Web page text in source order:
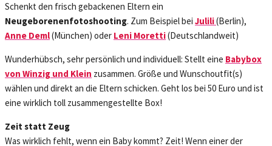
Schenkt den frisch gebackenen Eltern ein
Neugeborenenfotoshooting. Zum Beispiel bei Julili(Berlin),
Anne Deml(München) oder Leni Moretti(Deutschlandweit)
Wunderhübsch, sehr persönlich und individuell: Stellt eine Babybox
von Winzig und Klein zusammen. Größe und Wunschoutfit(s)
wählen und direkt an die Eltern schicken. Geht los bei 50 Euro und ist
eine wirklich toll zusammengestellte Box!
Zeit statt Zeug
Was wirklich fehlt, wenn ein Baby kommt? Zeit! Wenn einer der